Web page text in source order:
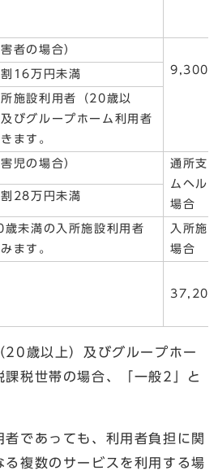
害者の場合）
9,300
16万円未満
施設利用者（20歳以
及びグループホーム利用者
ます。
害児の場合）
通所支
ムヘル
場合
28万円未満
未満の入所施設利用者
ます。
入所施
場合
37,200
歳以上）及びグループホー
課税世帯の場合、「一般2」と
であっても、利用者負担に関
る複数のサービスを利用する場